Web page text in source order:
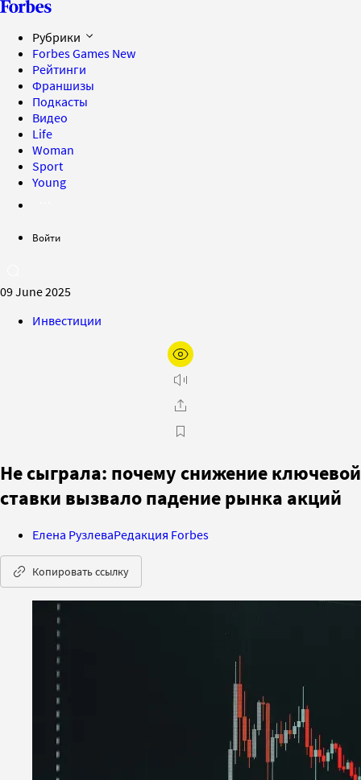
Рубрики
Forbes Games New
Рейтинги
Франшизы
Подкасты
Видео
Life
Woman
Sport
Young
Войти
09 June 2025
Инвестиции
Не сыграла: почему снижение ключевой
ставки вызвало падение рынка акций
Елена РузлеваРедакция Forbes
Копировать ссылку